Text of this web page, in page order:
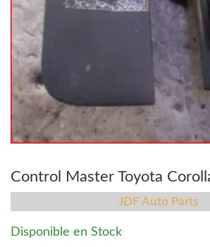
Control Master Toyota
JDF Auto Parts
Disponible en Stock